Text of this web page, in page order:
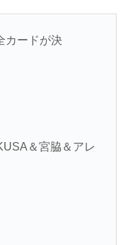
カードが決
＆宮脇＆アレ